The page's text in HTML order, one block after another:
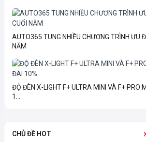
AUTO365 TUNG NHIỀU CHƯƠNG TRÌNH ƯU
NĂM
ĐỘ ĐÈN X-LIGHT F+ ULTRA MINI VÀ F+ PRO
1...
CHỦ ĐỀ HOT